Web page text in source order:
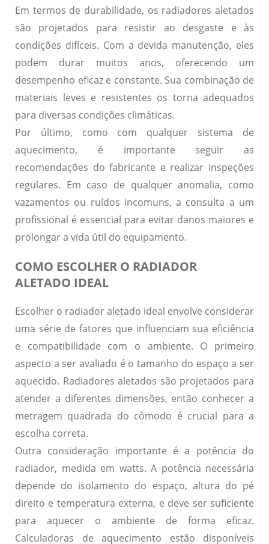
Em termos de durabilidade, os radiadores aletados
são projetados para resistir ao desgaste e às
condições difíceis. Com a devida manutenção, eles
podem durar muitos anos, oferecendo um
desempenho eficaz e constante. Sua combinação de
materiais leves e resistentes os torna adequados
para diversas condições climáticas.
Por último, como com qualquer sistema de
aquecimento, é importante seguir as
recomendações do fabricante e realizar inspeções
regulares. Em caso de qualquer anomalia, como
vazamentos ou ruídos incomuns, a consulta a um
profissional é essencial para evitar danos maiores e
prolongar a vida útil do equipamento.
COMO ESCOLHER O RADIADOR
ALETADO IDEAL
Escolher o radiador aletado ideal envolve considerar
uma série de fatores que influenciam sua eficiência
e compatibilidade com o ambiente. O primeiro
aspecto a ser avaliado é o tamanho do espaço a ser
aquecido. Radiadores aletados são projetados para
atender a diferentes dimensões, então conhecer a
metragem quadrada do cômodo é crucial para a
escolha correta.
Outra consideração importante é a potência do
radiador, medida em watts. A potência necessária
depende do isolamento do espaço, altura do pé
direito e temperatura externa, e deve ser suficiente
para aquecer o ambiente de forma eficaz.
Calculadoras de aquecimento estão disponíveis